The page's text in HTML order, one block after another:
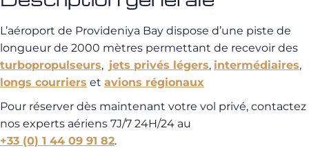
L’aéroport de Provideniya Bay dispose d’une piste de
longueur de 2000 mètres permettant de recevoir des
turbopropulseurs, jets privés légers, intermédiaires,
longs courriers et avions régionaux
Pour réserver dès maintenant votre vol privé, contactez
nos experts aériens 7J/7 24H/24 au
+33 (0) 1 44 09 91 82.